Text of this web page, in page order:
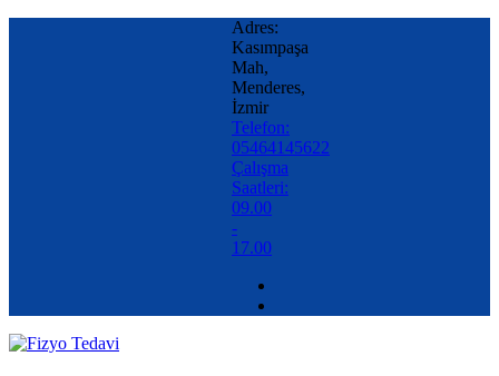
Adres:
Kasımpaşa
Mah,
Menderes,
İzmir
Telefon:
05464145622
Çalışma
Saatleri:
09.00
-
17.00